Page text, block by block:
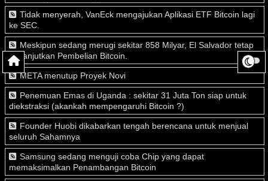
Tidak menyerah, VanEck mengajukan Aplikasi ETF Bitcoin lagi
ke SEC.
Meskipun sedang merugi sekitar 858 Milyar, El Salvador tetap
melanjutkan Pembelian Bitcoin.
META menutup Proyek Novi
Penemuan Emas di Uganda : sekitar 31 Juta Ton siap untuk
diekstraksi (akankah mempengaruhi Bitcoin ?)
Founder Huobi dikabarkan tengah berencana untuk menjual
seluruh Sahamnya
Samsung sedang menguji coba Chip yang dapat
memaksimalkan Penambangan Bitcoin